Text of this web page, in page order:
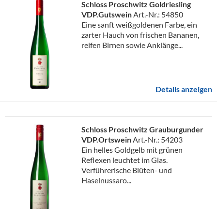
Schloss Proschwitz Goldriesling
VDP.GutsweinArt.-Nr.: 54850
Eine sanft weißgoldenen Farbe, ein
zarter Hauch von frischen Bananen,
reifen Birnen sowie Anklänge...
Details anzeigen
Schloss Proschwitz Grauburgunder
VDP.OrtsweinArt.-Nr.: 54203
Ein helles Goldgelb mit grünen
Reflexen leuchtet im Glas.
Verführerische Blüten- und
Haselnussaro...